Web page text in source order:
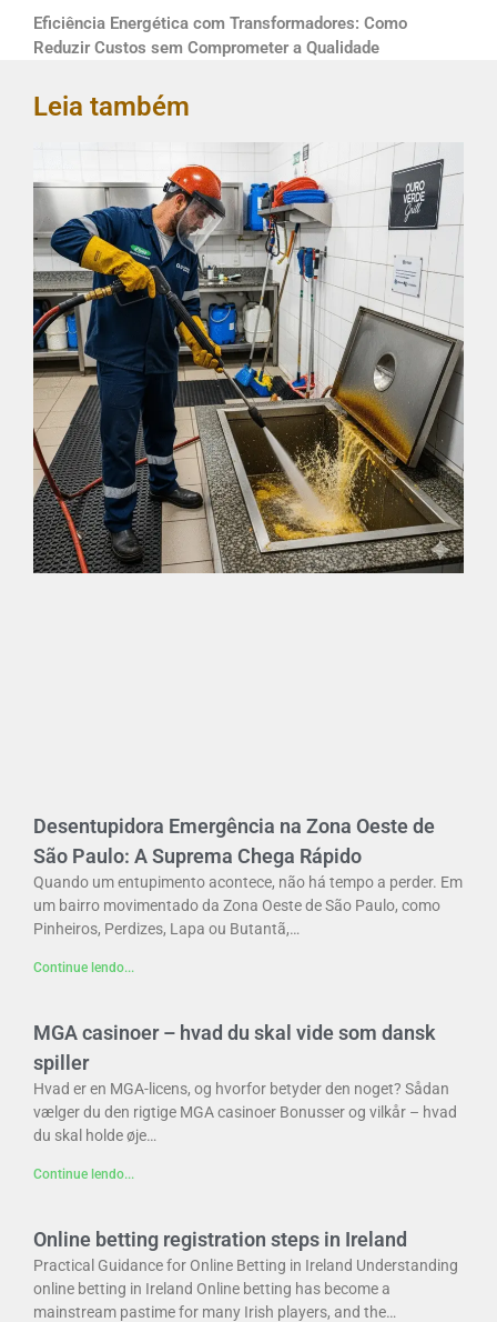
Eficiência Energética com Transformadores: Como
Reduzir Custos sem Comprometer a Qualidade
Leia também
Desentupidora Emergência na Zona Oeste de
São Paulo: A Suprema Chega Rápido
Quando um entupimento acontece, não há tempo a perder. Em
um bairro movimentado da Zona Oeste de São Paulo, como
Pinheiros, Perdizes, Lapa ou Butantã,…
Continue lendo...
MGA casinoer – hvad du skal vide som dansk
spiller
Hvad er en MGA-licens, og hvorfor betyder den noget? Sådan
vælger du den rigtige MGA casinoer Bonusser og vilkår – hvad
du skal holde øje…
Continue lendo...
Online betting registration steps in Ireland
Practical Guidance for Online Betting in Ireland Understanding
online betting in Ireland Online betting has become a
mainstream pastime for many Irish players, and the…